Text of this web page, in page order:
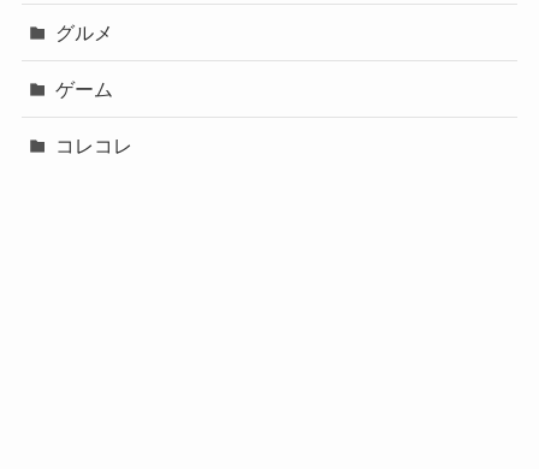
グルメ
ゲーム
コレコレ